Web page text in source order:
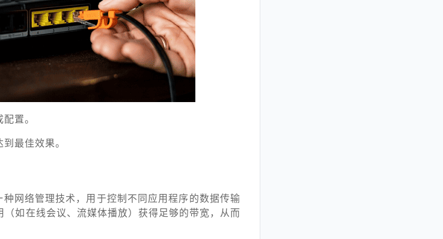
置。
最佳效果。
网络管理技术，用于控制不同应用程序的数据传输
如在线会议、流媒体播放）获得足够的带宽，从而